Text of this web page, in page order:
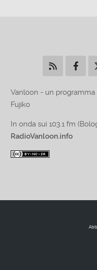
Vanloon - un programma
Fujiko
In onda sui 103.1 fm
RadioVanloon.info